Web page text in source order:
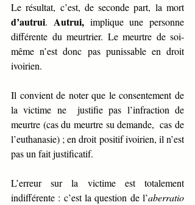
Le résultat, c’est, de seconde part, la mort
d’autrui. Autrui, implique une personne
différente du meurtrier. Le meurtre de soi-
même n’est donc pas punissable en droit
ivoirien.
Il convient de noter que le consentement de
la victime ne  justifie pas l’infraction de
meurtre (cas du meurtre su demande,  cas de
l’euthanasie) ; en droit positif ivoirien, il n’est
pas un fait justificatif.
L’erreur sur la victime est totalement
indifférente : c’est la question de l’aberratio